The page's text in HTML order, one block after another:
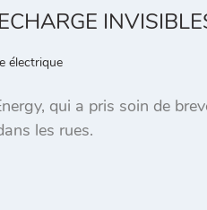
électrique
qui a pris soin de
les rues.